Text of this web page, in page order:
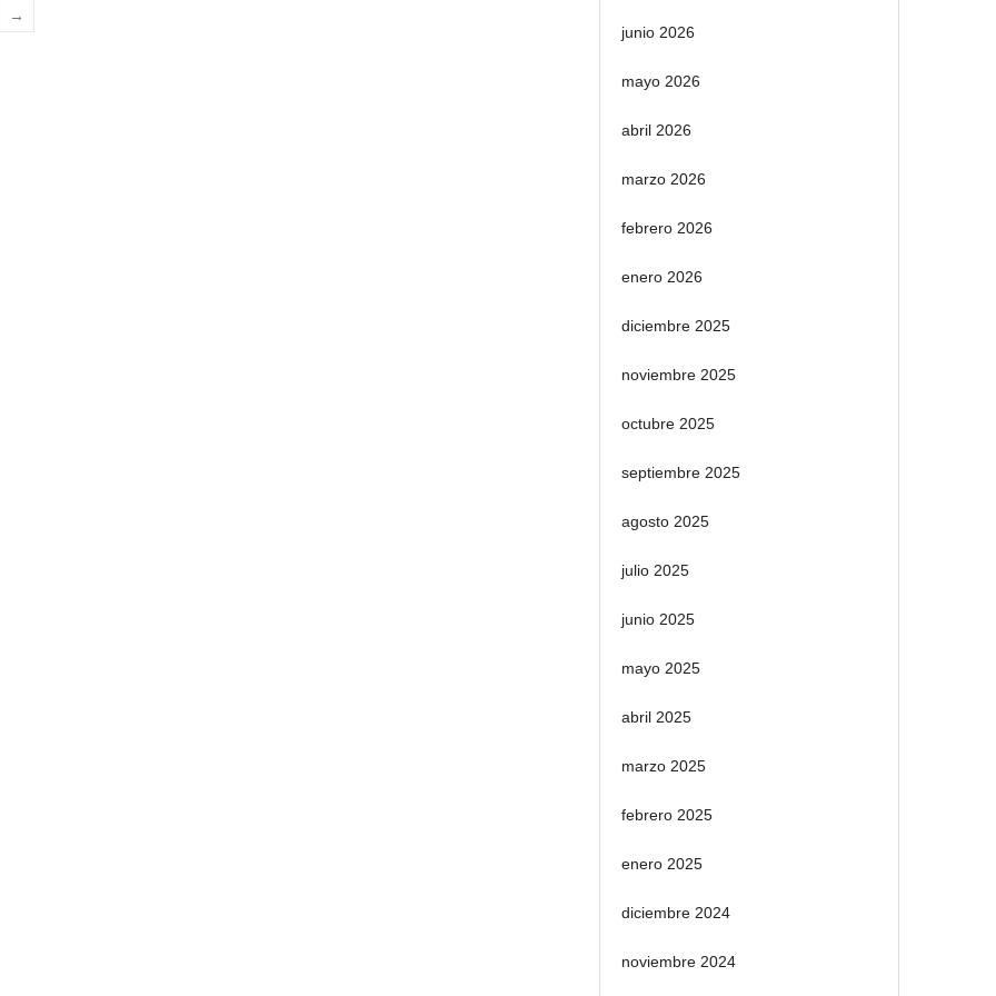
→
junio 2026
mayo 2026
abril 2026
marzo 2026
febrero 2026
enero 2026
diciembre 2025
noviembre 2025
octubre 2025
septiembre 2025
agosto 2025
julio 2025
junio 2025
mayo 2025
abril 2025
marzo 2025
febrero 2025
enero 2025
diciembre 2024
noviembre 2024